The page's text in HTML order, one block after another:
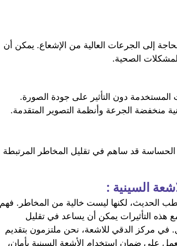
إلى الجرعات العالية من الإشعاع. يمكن أن
الصحية.
المستخدمة دون التأثير على جودة الصورة.
منخفضة الجرعة وأنظمة التصوير المتقدمة.
الحساسة قد ساهم في تقليل المخاطر المرتبطة
السينية :
الحديث، لكنها ليست خالية من المخاطر. فهم
هذه التأثيرات يمكن أن يساعد في تقليل
في مركز الدقي للاشعة، نحن ملتزمون بتقديم
على ضمان استخدام الأشعة السينية بأمان،